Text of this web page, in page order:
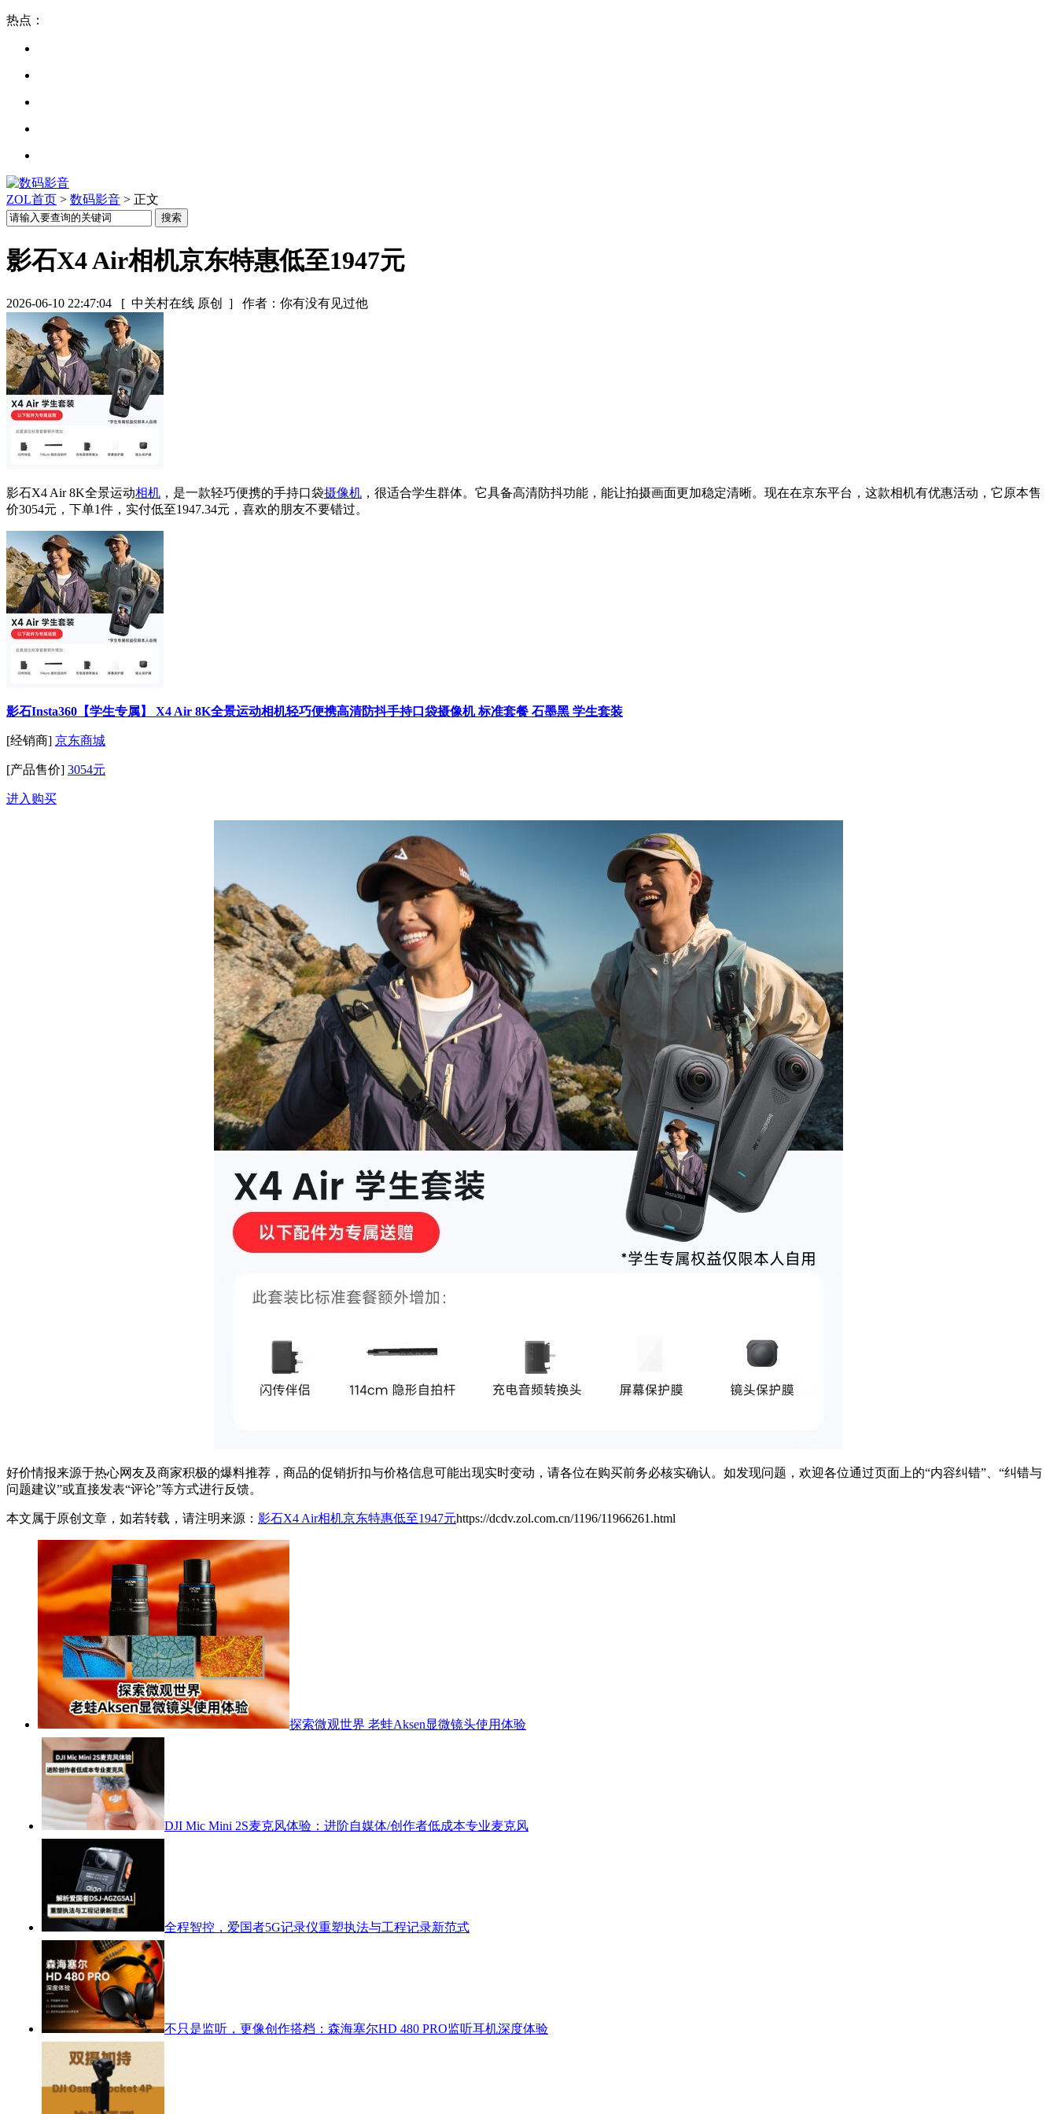
热点：
ZOL首页 > 数码影音 > 正文
影石X4 Air相机京东特惠低至1947元
2026-06-10 22:47:04 [ 中关村在线 原创 ] 作者：你有没有见过他
影石X4 Air 8K全景运动相机 ，是一款轻巧便携的手持口袋摄像机 ，很适合学生群体。它具备高清防抖功能，能让拍摄画面更加稳定清晰。现在在京东平台，这款相机有优惠活动，它原本售
价3054元，下单1件，实付低至1947.34元，喜欢的朋友不要错过。
影石Insta360【学生专属】 X4 Air 8K全景运动相机轻巧便携高清防抖手持口袋摄像机 标准套餐 石墨黑 学生套装
[经销商] 京东商城
[产品售价] 3054元
进入购买
好价情报来源于热心网友及商家积极的爆料推荐，商品的促销折扣与价格信息可能出现实时变动，请各位在购买前务必核实确认。如发现问题，欢迎各位通过页面上的“内容纠错”、“纠错与
问题建议”或直接发表“评论”等方式进行反馈。
本文属于原创文章，如若转载，请注明来源： 影石X4 Air相机京东特惠低至1947元https://dcdv.zol.com.cn/1196/11966261.html
探索微观世界 老蛙Aksen显微镜头使用体验
DJI Mic Mini 2S麦克风体验：进阶自媒体/创作者低成本专业麦克风
全程智控，爱国者5G记录仪重塑执法与工程记录新范式
不只是监听，更像创作搭档：森海塞尔HD 480 PRO监听耳机深度体验